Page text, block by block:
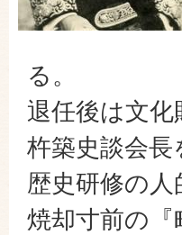
る。
退任後は文
杵築史談会長
歴史研修の人
焼却寸前の